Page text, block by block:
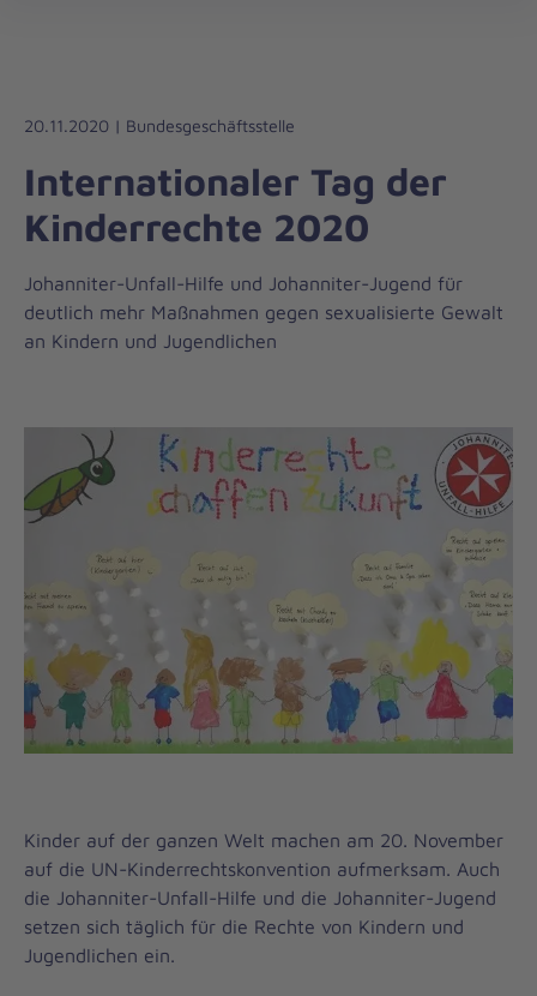
Liebe
Leben
20.11.2020 | Bundesgeschäftsstelle
Internationaler Tag der
Kinderrechte 2020
Johanniter-Unfall-Hilfe und Johanniter-Jugend für
deutlich mehr Maßnahmen gegen sexualisierte Gewalt
an Kindern und Jugendlichen
Kinder auf der ganzen Welt machen am 20. November
auf die UN-Kinderrechtskonvention aufmerksam. Auch
die Johanniter-Unfall-Hilfe und die Johanniter-Jugend
setzen sich täglich für die Rechte von Kindern und
Jugendlichen ein.